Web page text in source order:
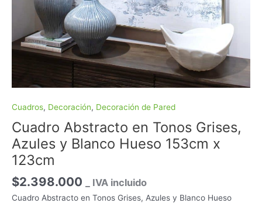
Cuadros, Decoración, Decoración de Pared
Cuadro Abstracto en Tonos Grises,
Azules y Blanco Hueso 153cm x
123cm
$2.398.000 _ IVA incluido
Cuadro Abstracto en Tonos Grises, Azules y Blanco Hueso